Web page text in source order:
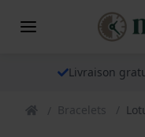
Livraison
Bracelets